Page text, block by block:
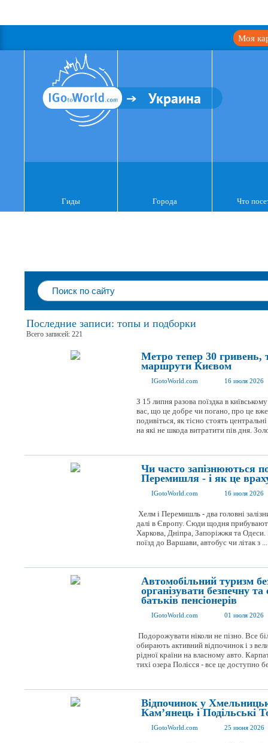
Моя
Украина
Гиды Города Что
Последние записи: топы и подборки
Всего записей: 221
Метро тепер 30 гривень,
маршрути Києвом
IGotoWorld.com 16 июля 2026
З 15 липня разова поїздка в
вас, що це добре чи погано, про це
подивіться, як тісно стоять
на які не шкода витратити пів дня.
Чи часто запізнюються
Перемишля - і як це
IGotoWorld.com 16 июля 2026
Хелм і Перемишль - два головні
далі в Європу. Сюди щодня
Харкова, Дніпра, Запоріжжя та Одеси.
поїзд до Варшави, автобус чи літак з ...
Автомобільний туризм
організувати безпечну
батьків пенсіонерів
IGotoWorld.com 01 июля 2026
Подорожувати ніколи не пізно. Все
обирають активний відпочинок і з
рідної країни на власному авто.
тихі озера Полісся - все це доступно
Відпочинок у
Кам’янець і Подільські
IGotoWorld.com 25 июня 2026